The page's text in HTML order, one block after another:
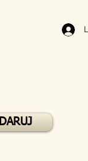
DARUJ